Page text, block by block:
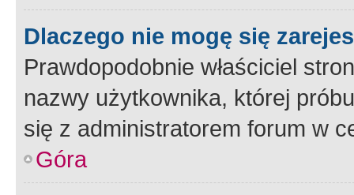
Dlaczego nie mogę się
Prawdopodobnie właściciel
nazwy użytkownika, której
się z administratorem forum w
Góra